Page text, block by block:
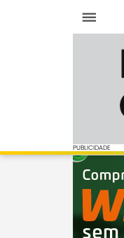
PUBLICIDADE
PUBLICIDADE